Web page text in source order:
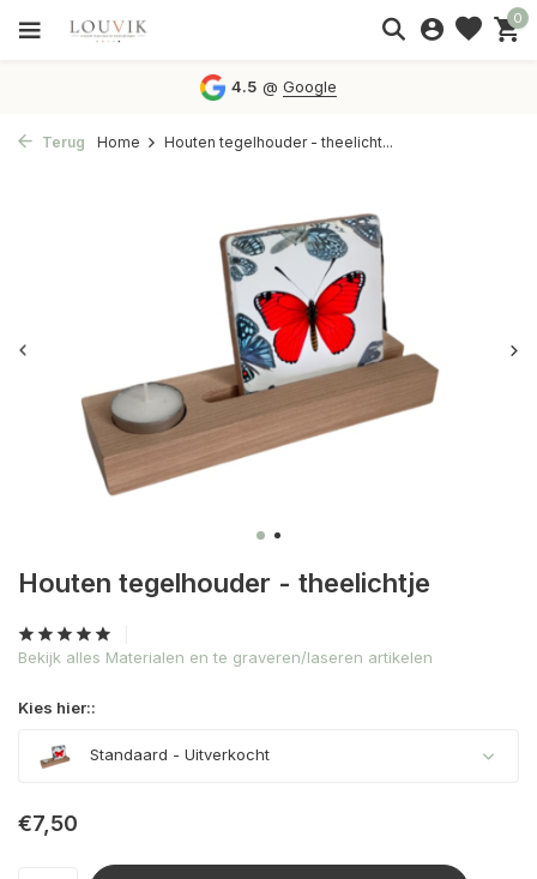
0
4.5 @Google
Terug Home Houten tegelhouder - theelicht...
Houten tegelhouder - theelichtje
Bekijk alles Materialen en te graveren/laseren artikelen
Kies hier::
Standaard - Uitverkocht
€7,50